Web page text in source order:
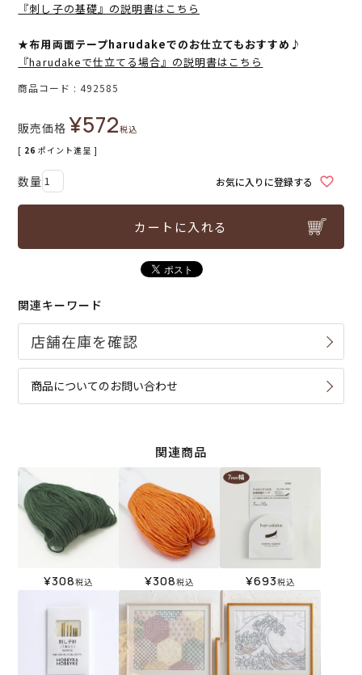
『刺し子の基礎』の説明書はこちら
★布用両面テープharudakeでのお仕立てもおすすめ♪
『harudakeで仕立てる場合』の説明書はこちら
商品コード 492585
販売価格 ¥572税込
[ 26 ポイント進呈 ]
お気に入りに登録する
カートに入れる
関連キーワード
商品についてのお問い合わせ
関連商品
¥308税込 ¥308税込 ¥693税込